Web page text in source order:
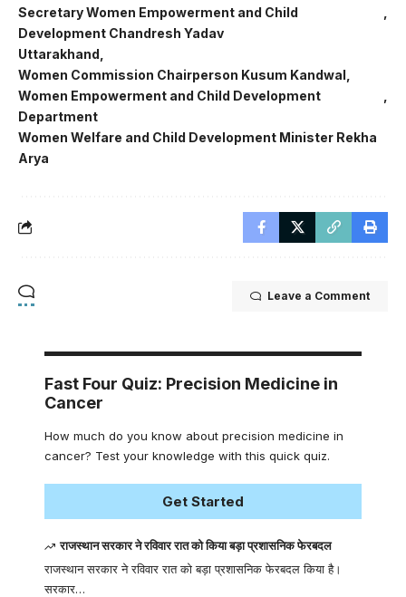
Secretary Women Empowerment and Child
Development Chandresh Yadav
Uttarakhand
Women Commission Chairperson Kusum Kandwal
Women Empowerment and Child Development
Department
Women Welfare and Child Development Minister Rekha
Arya
Leave a Comment
Fast Four Quiz: Precision Medicine in
Cancer
How much do you know about precision medicine in
cancer? Test your knowledge with this quick quiz.
Get Started
राजस्थान सरकार ने रविवार रात को किया बड़ा प्रशासनिक फेरबदल
राजस्थान सरकार ने रविवार रात को बड़ा प्रशासनिक फेरबदल किया है।
सरकार…